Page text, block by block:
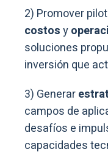
2) Promover
costosy
soluciones
inversión que
3) Generar
campos de
desafíos e
capacidades